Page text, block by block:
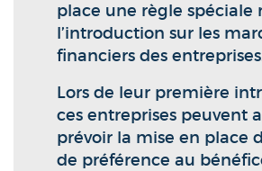
place une règle spéciale
l’introduction sur les
financiers des
Lors de leur première
ces entreprises peuvent
prévoir la mise en place
de préférence au